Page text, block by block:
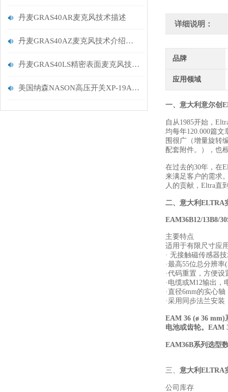
丹麦GRAS40AR麦克风技术描述
丹麦GRAS40AZ麦克风技术介绍要求
丹麦GRAS40LS精密表面麦克风技术描述
美国纳森NASON高压开关XP-19A-50F/ESAU23大量到货
详细说明：
品牌
应用领域
一、意大利意尔创
自从1985开始，
均每年120.000篇
围很广（增量旋转
配套附件。），也
在过去的30年，在
来满足客户的需求
人的贡献，Eltra直
二、 意大利ELTRA
EAM36B12/13B8/
主要特点
适用于有限尺寸应
· 无接触磁传感器
·最高55位总分辨
·代码重置，方便设
·电缆或M12输出，
·直径6mm的实心轴
·采用同步法兰安装
EAM 36 (ø 36 mm)
电池或齿轮。EAM
EAM36B系列 选型
三、 意大利 ELTRA
公司库存